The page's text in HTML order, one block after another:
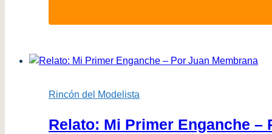
Rincón del Modelista
Relato: Mi Primer Enganche –